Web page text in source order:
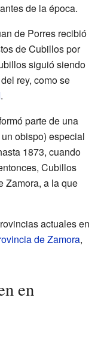
de la época.
de Porres recibió
de Cubillos por
siguió siendo
rey, como se
.
parte de una
obispo) especial
1873, cuando
Cubillos
Zamora, a la que
actuales en
de Zamora,
en